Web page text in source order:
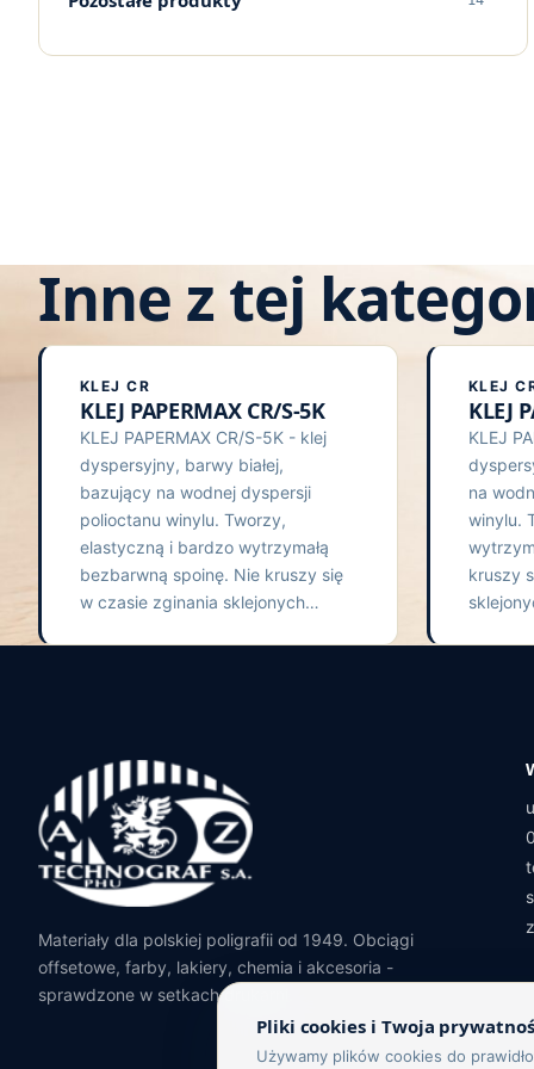
Kleje Wysokotopliwe
Klej T2
Zszywacze, Zszywki
Inne z tej
KLEJ CR
KLEJ PAPERMAX CR/S-5K
KLEJ PAPERMAX CR/S-5K - klej
dyspersyjny, barwy białej,
bazujący na wodnej dyspersji
polioctanu winylu. Tworzy,
elastyczną i bardzo wytrzymałą
bezbarwną spoinę. Nie kruszy się
w czasie zginania sklejonych…
KLEJ
KLEJ
KLEJ
na
winylu.
kruszy
Materiały dla polskiej poligrafii od 1949. Obciągi
offsetowe, farby, lakiery, chemia i akcesoria -
sprawdzone w setkach drukarni.
Pliki cookies i Twoja
Używamy plików cookies do